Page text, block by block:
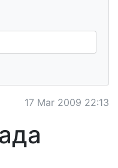
17 Mar 2009 22:13